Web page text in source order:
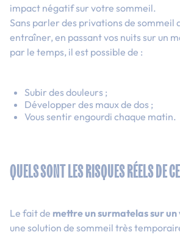
impact négatif sur votre sommeil.
Sans parler des privations de sommeil
entraîner, en passant vos nuits sur un
par le temps, il est possible de :
Subir des douleurs ;
Développer des maux de dos ;
Vous sentir engourdi chaque matin.
QUELS SONT LES RISQUES RÉELS DE
Le fait de mettre un surmatelas sur
une solution de sommeil très